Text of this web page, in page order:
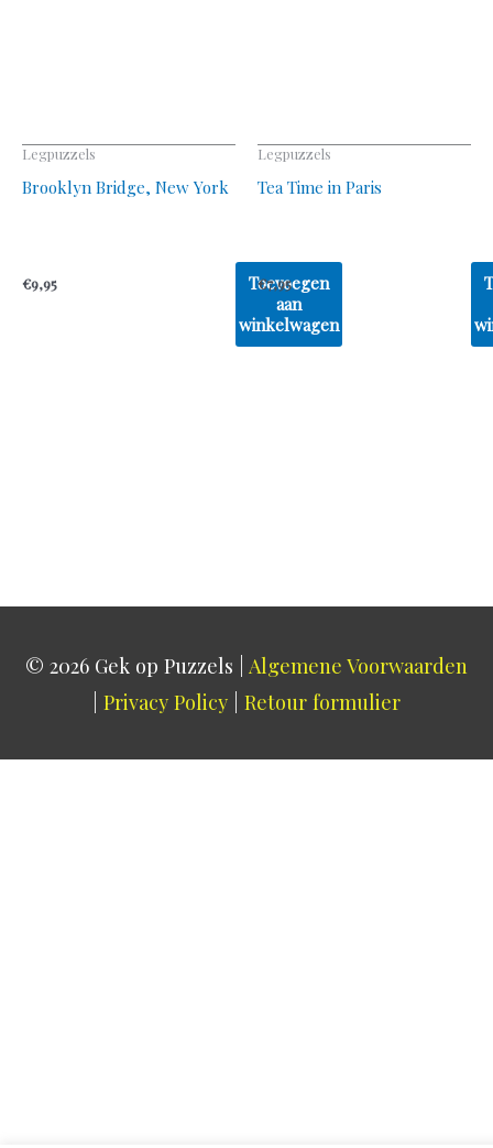
Legpuzzels
Brooklyn Bridge, New York
€9,95
Toevoegen
aan
winkelwagen
Legpuzzels
Tea Time in Paris
€7,95
© 2026 Gek op Puzzels
Algemene Voorwaarden
Privacy Policy Retour formulier